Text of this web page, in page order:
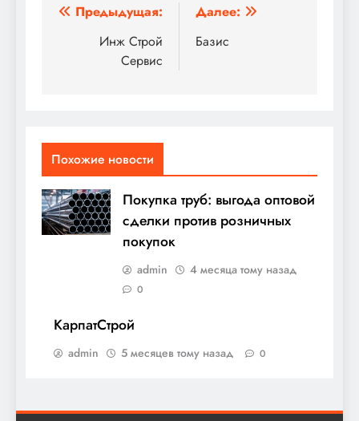
Навигация
записям
Предыдущая:
Инж Строй
Сервис
Далее:
Базис
Похожие новости
Покупка труб: выгода оптовой
сделки против розничных
покупок
admin 4 месяца тому назад
0
КарпатСтрой
admin 5 месяцев тому назад 0